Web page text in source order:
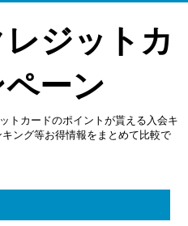
ジットカ
ーン
トカードのポイントが貰える入会キ
ング等お得情報をまとめて比較で